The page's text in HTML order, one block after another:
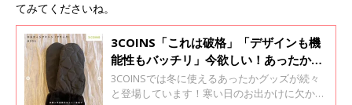
てみてくださいね。
3COINS「これは破格」「デザインも機
能性もバッチリ」今欲しい！あったかグ
ッズ4選
3COINSでは冬に使えるあったかグッズが続々
と登場しています！寒い日のお出かけに欠かせ